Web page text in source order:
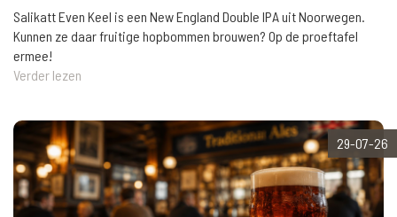
Salikatt Even Keel is een New England Double IPA uit Noorwegen.
Kunnen ze daar fruitige hopbommen brouwen? Op de proeftafel
ermee!
Verder lezen
29-07-26